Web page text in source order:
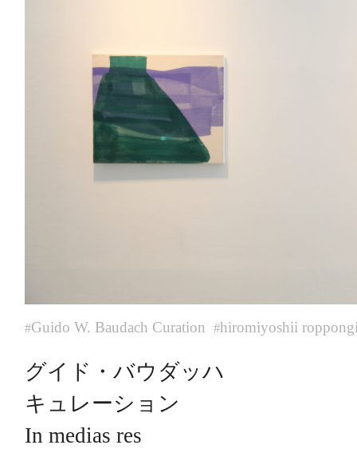
#Guido W. Baudach Curation #hiromiyoshii
グイド・バウダッハ
キュレーション
In medias res